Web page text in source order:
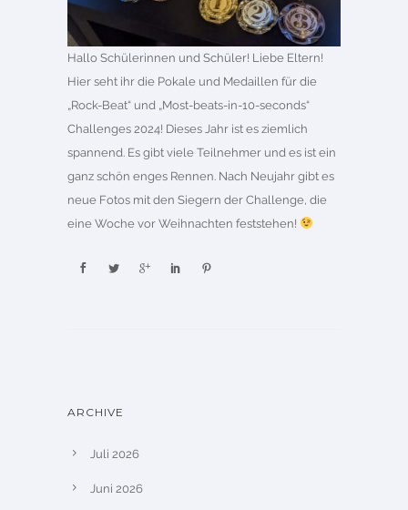
Hallo Schülerinnen und Schüler! Liebe Eltern!
Hier seht ihr die Pokale und Medaillen für die
„Rock-Beat“ und „Most-beats-in-10-seconds“
Challenges 2024! Dieses Jahr ist es ziemlich
spannend. Es gibt viele Teilnehmer und es ist ein
ganz schön enges Rennen. Nach Neujahr gibt es
neue Fotos mit den Siegern der Challenge, die
eine Woche vor Weihnachten feststehen!
ARCHIVE
Juli 2026
Juni 2026